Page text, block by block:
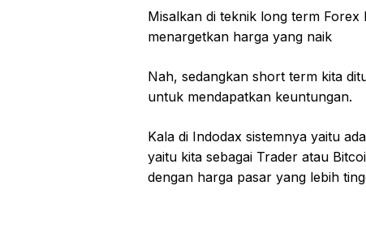
Misalkan di teknik long term
menargetkan harga yang naik
Nah, sedangkan short term kita
untuk mendapatkan keuntungan.
Kala di Indodax sistemnya yaitu
yaitu kita sebagai Trader atau
dengan harga pasar yang lebih